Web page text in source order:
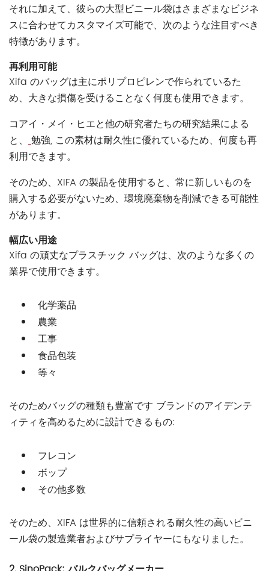
それに加えて、彼らの大型ビニール袋はさまざまなビジネ
スに合わせてカスタマイズ可能で、次のような注目すべき
特徴があります。
再利用可能
Xifa のバッグは主にポリプロピレンで作られているた
め、大きな損傷を受けることなく何度も使用できます。
コアイ・メイ・ヒエと他の研究者たちの研究結果による
と、
勉強, この素材は耐久性に優れているため、何度も再
利用できます。
そのため、XIFA の製品を使用すると、常に新しいものを
購入する必要がないため、環境廃棄物を削減できる可能性
があります。
幅広い用途
Xifa の頑丈なプラスチック バッグは、次のような多くの
業界で使用できます。
化学薬品
農業
工事
食品包装
等々
そのためバッグの種類も豊富です ブランドのアイデンテ
ィティを高めるために設計できるもの:
フレコン
ボップ
その他多数
そのため、XIFA は世界的に信頼される耐久性の高いビニ
ール袋の製造業者およびサプライヤーにもなりました。